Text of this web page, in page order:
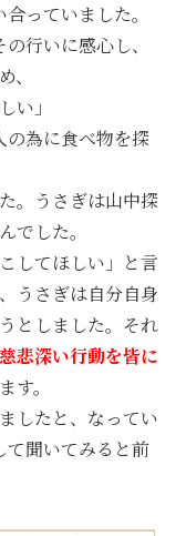
っていました。
行いに感心し、
い」
の為に食べ物を探
。うさぎは山中探
でした。
してほしい」と言
うさぎは自分自身
としました。それ
悲深い行動を皆に
す。
したと、なってい
て聞いてみると前